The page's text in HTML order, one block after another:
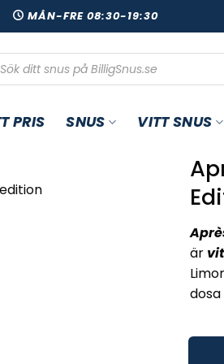
MÅN-FRE 08:30-19:30
PRIS SNUS VITT SNUS
är